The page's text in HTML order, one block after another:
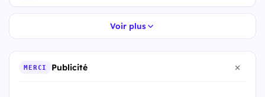
Voir plus
MERCI Publicité